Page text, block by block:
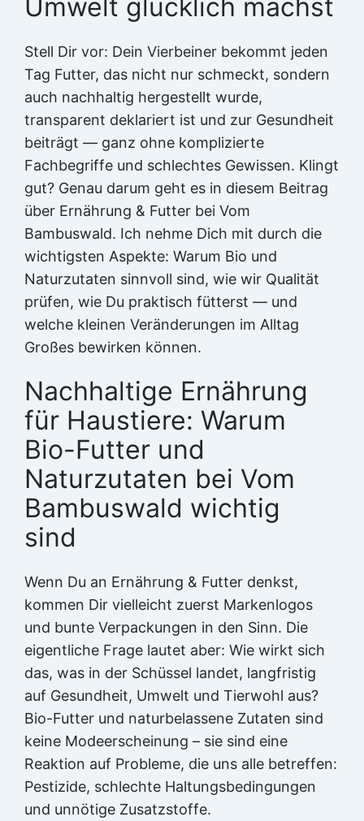
Umwelt glücklich machst
Stell Dir vor: Dein Vierbeiner bekommt jeden
Tag Futter, das nicht nur schmeckt, sondern
auch nachhaltig hergestellt wurde,
transparent deklariert ist und zur Gesundheit
beiträgt — ganz ohne komplizierte
Fachbegriffe und schlechtes Gewissen. Klingt
gut? Genau darum geht es in diesem Beitrag
über Ernährung & Futter bei Vom
Bambuswald. Ich nehme Dich mit durch die
wichtigsten Aspekte: Warum Bio und
Naturzutaten sinnvoll sind, wie wir Qualität
prüfen, wie Du praktisch fütterst — und
welche kleinen Veränderungen im Alltag
Großes bewirken können.
Nachhaltige Ernährung
für Haustiere: Warum
Bio-Futter und
Naturzutaten bei Vom
Bambuswald wichtig
sind
Wenn Du an Ernährung & Futter denkst,
kommen Dir vielleicht zuerst Markenlogos
und bunte Verpackungen in den Sinn. Die
eigentliche Frage lautet aber: Wie wirkt sich
das, was in der Schüssel landet, langfristig
auf Gesundheit, Umwelt und Tierwohl aus?
Bio-Futter und naturbelassene Zutaten sind
keine Modeerscheinung – sie sind eine
Reaktion auf Probleme, die uns alle betreffen:
Pestizide, schlechte Haltungsbedingungen
und unnötige Zusatzstoffe.